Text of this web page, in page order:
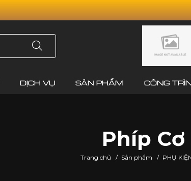
DỊCH VỤ SẢN PHẨM CÔNG
Phíp Cơ
Trang chủ / Sản phẩm / PHỤ